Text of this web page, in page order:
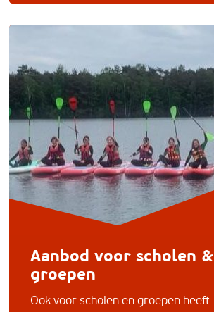
Aanbod voor scholen &
groepen
Ook voor scholen en groepen heeft